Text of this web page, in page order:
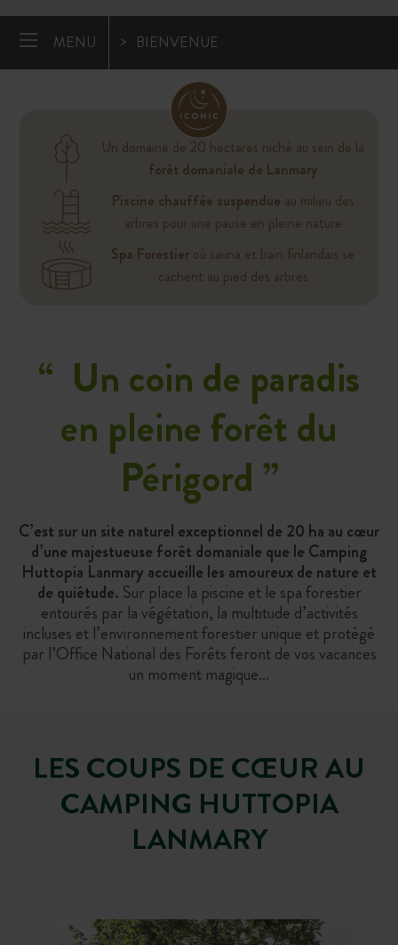
MENU BIENVENUE
Un domaine de 20 hectares niché au sein de la
forêt domaniale de Lanmary
Piscine chauffée suspendue au milieu des
arbres pour une pause en pleine nature
Spa Forestier où sauna et bain finlandais se
cachent au pied des arbres
“ Un coin de paradis
en pleine forêt du
Périgord ”
C’est sur un site naturel exceptionnel de 20 ha au cœur
d’une majestueuse forêt domaniale que le Camping
Huttopia Lanmary accueille les amoureux de nature et
de quiétude. Sur place la piscine et le spa forestier
entourés par la végétation, la multitude d’activités
incluses et l’environnement forestier unique et protégé
par l’Office National des Forêts feront de vos vacances
un moment magique…
LES COUPS DE CŒUR AU
CAMPING HUTTOPIA
LANMARY